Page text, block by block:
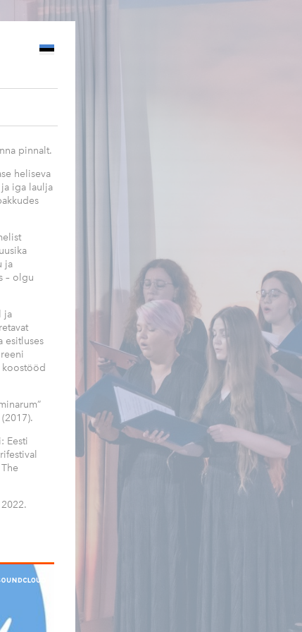
pinnalt.
heliseva
iga laulja
ja
– olgu
ja
esitluses
koostööd
Eesti